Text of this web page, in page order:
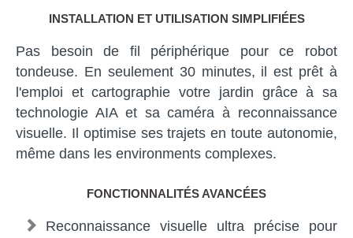
INSTALLATION ET UTILISATION SIMPLIFIÉES
Pas besoin de fil périphérique pour ce robot
tondeuse. En seulement 30 minutes, il est prêt à
l'emploi et cartographie votre jardin grâce à sa
technologie AIA et sa caméra à reconnaissance
visuelle. Il optimise ses trajets en toute autonomie,
même dans les environments complexes.
FONCTIONNALITÉS AVANCÉES
Reconnaissance visuelle ultra précise pour